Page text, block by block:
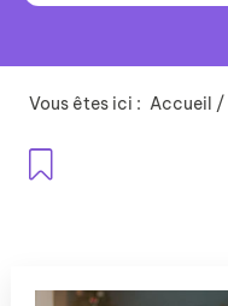
Vous êtes ici : Accueil /